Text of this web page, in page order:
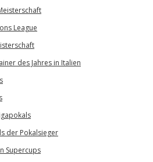
League
des Jahres in Italien
der Pokalsieger
Supercups